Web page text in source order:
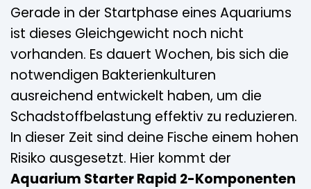
Gerade in der Startphase eines Aquariums
ist dieses Gleichgewicht noch nicht
vorhanden. Es dauert Wochen, bis sich die
notwendigen Bakterienkulturen
ausreichend entwickelt haben, um die
Schadstoffbelastung effektiv zu reduzieren.
In dieser Zeit sind deine Fische einem hohen
Risiko ausgesetzt. Hier kommt der
Aquarium Starter Rapid 2-Komponenten